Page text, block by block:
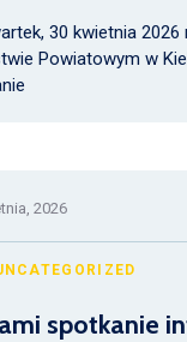
30 kwietnia 2026
Powiatowym w
2026
spotkanie